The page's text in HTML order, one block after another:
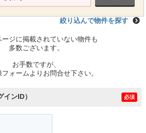
絞り込んで物件を探す
ージに掲載されていない物件も
多数ございます。
お手数ですが、
ォームよりお問合せ下さい。
ンID） 必須